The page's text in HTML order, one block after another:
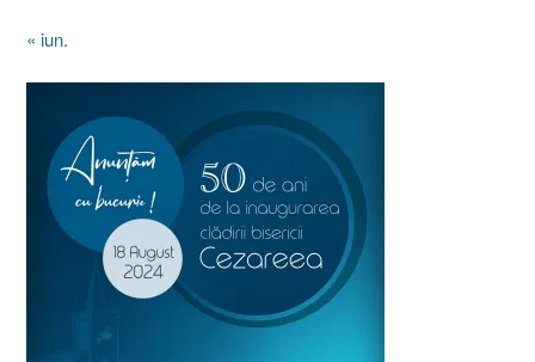
« iun.